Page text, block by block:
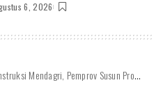
6, 2026
Mendagri, Pemprov Susun Protap Lelang Anggaran 2021